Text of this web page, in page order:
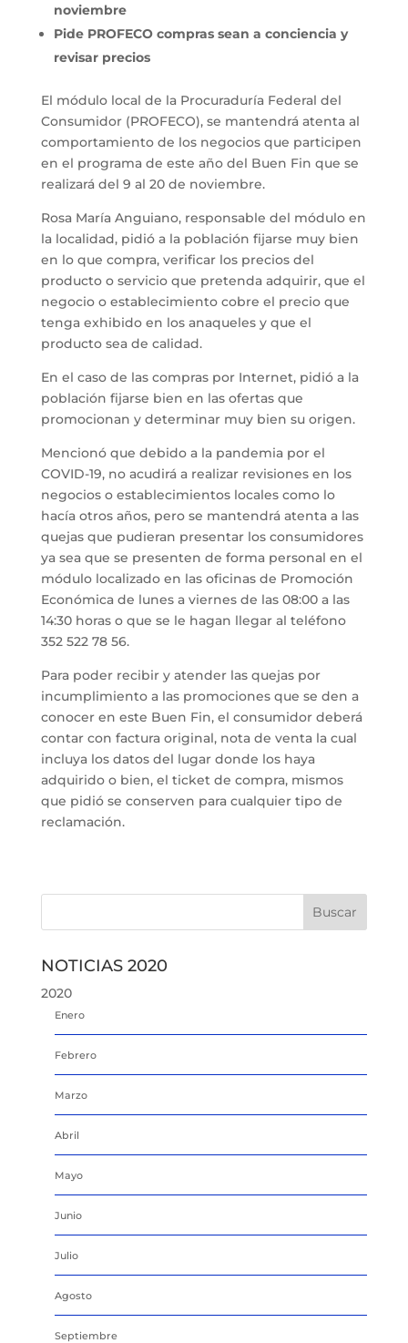
noviembre
Pide PROFECO compras sean a conciencia y
revisar precios
El módulo local de la Procuraduría Federal del
Consumidor (PROFECO), se mantendrá atenta al
comportamiento de los negocios que participen
en el programa de este año del Buen Fin que se
realizará del 9 al 20 de noviembre.
Rosa María Anguiano, responsable del módulo en
la localidad, pidió a la población fijarse muy bien
en lo que compra, verificar los precios del
producto o servicio que pretenda adquirir, que el
negocio o establecimiento cobre el precio que
tenga exhibido en los anaqueles y que el
producto sea de calidad.
En el caso de las compras por Internet, pidió a la
población fijarse bien en las ofertas que
promocionan y determinar muy bien su origen.
Mencionó que debido a la pandemia por el
COVID-19, no acudirá a realizar revisiones en los
negocios o establecimientos locales como lo
hacía otros años, pero se mantendrá atenta a las
quejas que pudieran presentar los consumidores
ya sea que se presenten de forma personal en el
módulo localizado en las oficinas de Promoción
Económica de lunes a viernes de las 08:00 a las
14:30 horas o que se le hagan llegar al teléfono
352 522 78 56.
Para poder recibir y atender las quejas por
incumplimiento a las promociones que se den a
conocer en este Buen Fin, el consumidor deberá
contar con factura original, nota de venta la cual
incluya los datos del lugar donde los haya
adquirido o bien, el ticket de compra, mismos
que pidió se conserven para cualquier tipo de
reclamación.
NOTICIAS 2020
2020
Enero
Febrero
Marzo
Abril
Mayo
Junio
Julio
Agosto
Septiembre